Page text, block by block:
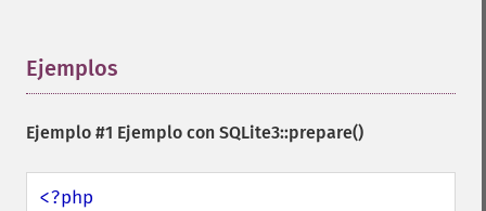
Ejemplos
Ejemplo #1 Ejemplo con SQLite3::prepare()
<?php